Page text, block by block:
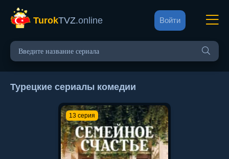
TurokTVZ.online Войти
Турецкие сериалы комедии
13 серия